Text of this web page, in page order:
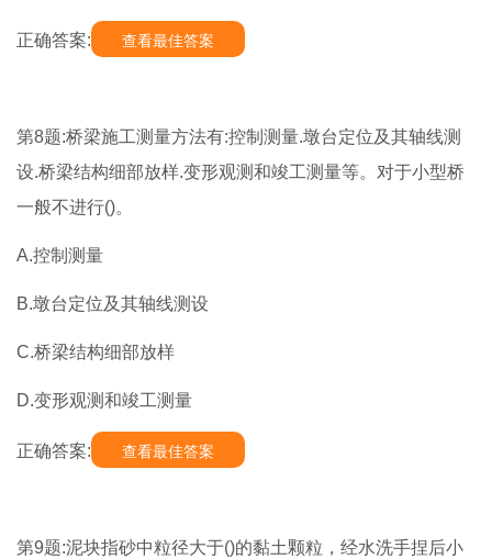
正确答案: 查看最佳答案
第8题:桥梁施工测量方法有:控制测量.墩台定位及其轴线测
设.桥梁结构细部放样.变形观测和竣工测量等。对于小型桥
一般不进行()。
A.控制测量
B.墩台定位及其轴线测设
C.桥梁结构细部放样
D.变形观测和竣工测量
正确答案: 查看最佳答案
第9题:泥块指砂中粒径大于()的黏土颗粒，经水洗手捏后小